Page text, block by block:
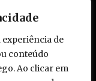
experiência de
conteúdo
Ao clicar em
reservados. Brasil.